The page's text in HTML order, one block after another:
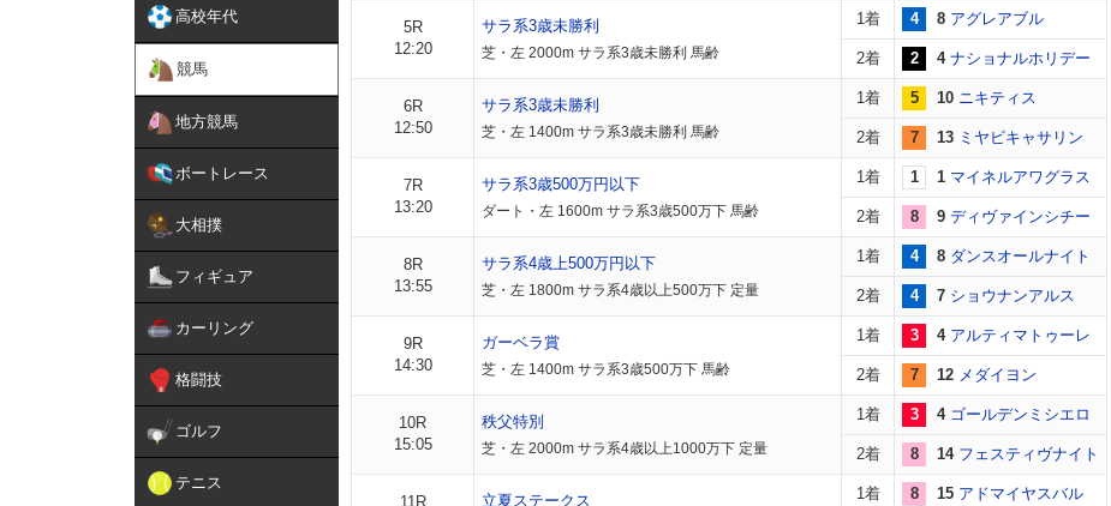
高校年代
競馬
地方競馬
ボートレース
大相撲
フィギュア
カーリング
格闘技
ゴルフ
テニス
5R
12:20
サラ系3歳未勝利
芝・左 2000m サラ系3歳未勝利 馬齢
1着 4 8 アグレアブル
2着 2 4 ナショナルホリデー
6R
12:50
サラ系3歳未勝利
芝・左 1400m サラ系3歳未勝利 馬齢
1着 5 10 ニキティス
2着 7 13 ミヤビキャサリン
7R
13:20
サラ系3歳500万円以下
ダート・左 1600m サラ系3歳500万下 馬齢
1着 1 1 マイネルアワグラス
2着 8 9 ディヴァインシチー
8R
13:55
サラ系4歳上500万円以下
芝・左 1800m サラ系4歳以上500万下 定量
1着 4 8 ダンスオールナイト
2着 4 7 ショウナンアルス
9R
14:30
ガーベラ賞
芝・左 1400m サラ系3歳500万下 馬齢
1着 3 4 アルティマトゥーレ
2着 7 12 メダイヨン
10R
15:05
秩父特別
芝・左 2000m サラ系4歳以上1000万下 定量
1着 3 4 ゴールデンミシエロ
2着 8 14 フェスティヴナイト
11R
立夏ステークス 1着 8 15 アドマイヤスバル